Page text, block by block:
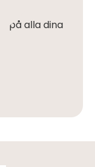
på alla dina